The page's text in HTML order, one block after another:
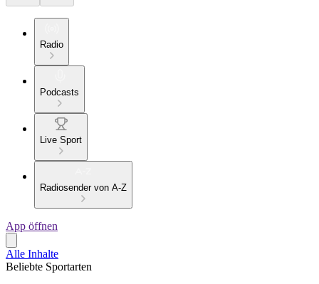
Radio
Podcasts
Live Sport
Radiosender von A-Z
App öffnen
Alle Inhalte
Beliebte Sportarten